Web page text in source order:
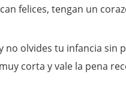
felices, tengan un
olvides tu infancia sin
corta y vale la pena